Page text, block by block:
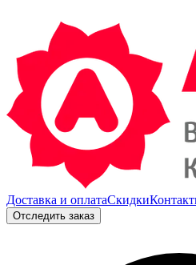
Доставка и оплатаСкидки
Отследить заказ